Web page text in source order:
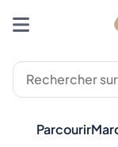
Parcourir